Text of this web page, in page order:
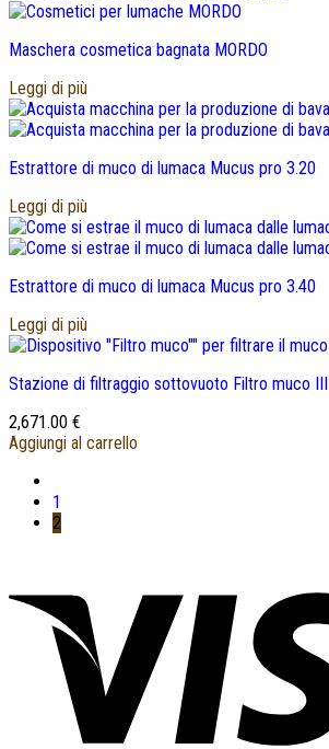
Maschera cosmetica bagnata MORDO
Leggi di più
Estrattore di muco di lumaca Mucus pro 3.20
Leggi di più
Estrattore di muco di lumaca Mucus pro 3.40
Leggi di più
Stazione di filtraggio sottovuoto Filtro muco III
2,671.00 €
Aggiungi al carrello
1
2